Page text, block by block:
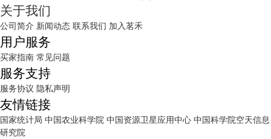
关于我们
公司简介 新闻动态 联系我们 加入茗禾
用户服务
买家指南 常见问题
服务支持
服务协议 隐私声明
友情链接
国家统计局 中国农业科学院 中国资源卫星应用中心 中国科学院空天信息
研究院